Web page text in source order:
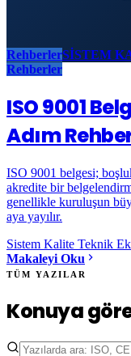
RehberlerSİSTEM
Rehberler
ISO 9001
Adım
ISO 9001 belgesi;
akredite bir
genellikle kuruluşun
aya yayılır.
Sistem Kalite Teknik
Makaleyi Oku
TÜM YAZILAR
Konuya